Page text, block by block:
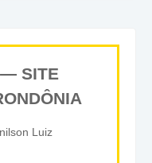
— SITE
Luiz